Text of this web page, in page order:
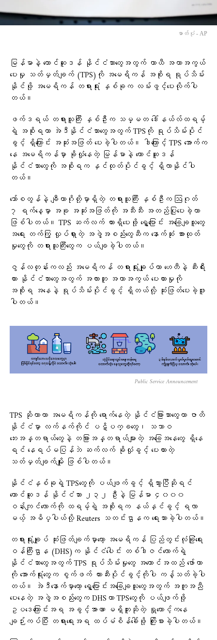
ဓာတ်ပုံ - AP
မြန်မာနဲ့ တောင်ဆူဒန် နိုင်ငံသားတွေအတွက် ယာယီ အကာအကွယ်
ပေးမှု သတ်မှတ်ချက် (TPS)ကို အမေရိကန် အစိုးရ ရုပ်သိမ်း
နိုင်ဖို့ အမေရိကန် တရားရုံး နှစ်ခုက လမ်းဖွင့်ပေးလိုက်ပါ
တယ်။
ဖက်ဒရယ် တရားသူကြီး နှစ်ဦးက သမ္မတ ဒေါ်နယ်လ်ထရမ့်
ရဲ့ အစိုးရဟာ အဲဒီနိုင်ငံသားတွေအတွက် TPSကို ရုပ်သိမ်းပိုင်
ခွင့် ရှိကြောင်း အဆုံးအဖြတ် ပေးခဲ့ပါတယ်။ ဒါကြောင့် TPS အောက်က
နေ အမေရိကန်မှာ ခိုလှုံနေတဲ့ မြန်မာနဲ့ တောင်ဆူဒန်
နိုင်ငံသားတွေကို အစိုးရက နှင်ထုတ်ပိုင်ခွင့် ရှိလာနိုင်ပါ
တယ်။
ဘော်စတွန်နဲ့ ချီကာဂိုတို့မှာရှိတဲ့ တရားသူကြီး နှစ်ဦးက ဩဂုတ်
၇ ရက်နေ့မှာ အခု အဆုံးအဖြတ်ကို အသီးသီး အတည်ပြုပေးခဲ့တာ
ဖြစ်ပါတယ်။ TPS ဆက်လက် ထားရှိပေးဖို့ ရွှေ့ပြောင်း အခြေချသူတွေ
အရေး တက်ကြွ လှုပ်ရှားတဲ့ အဖွဲ့အစည်းတွေဆီက နောက်ဆုံး အားထုတ်
မှုတွေကို တရားသူကြီးတွေက ပယ်ချခဲ့ပါတယ်။
ဇွန်လတုန်းကလည်း အမေရိကန် တရားရုံးချုပ်ဟာ ဟေတီနဲ့ ဆီးရီး
ယား နိုင်ငံသားတွေအတွက် အလားတူ အကာအကွယ် ပေးထားမှုကို
အစိုးရ အနေနဲ့ ရုပ်သိမ်းပိုင်ခွင့် ရှိတယ်လို့ ဆုံးဖြတ်ပေးခဲ့ဖူး
ပါတယ်။
Public Service Announcement
TPS ဆိုတာဟာ အမေရိကန်ကို ရောက်နေတဲ့ နိုင်ငံခြားသားတွေဟာ ဇာတိ
နိုင်ငံမှာ လက်နက်ကိုင် ပဋိပက္ခတွေ၊ သဘာဝ
ဘေးအန္တရာယ်တွေနဲ့ တခြားအန္တရာယ်များတဲ့ အခြေအနေတွေ ရှိနေ
ရင် နေရပ်မပြန်ဘဲ ဆက်လက် ခိုလှုံခွင့် ပေးထားတဲ့
သတ်မှတ်ချက်မျိုး ဖြစ်ပါတယ်။
နိုင်ငံနှစ်ခုရဲ့ TPSတွေကို ပယ်ဖျက်ခွင့် ရှိသွားပြီဆိုရင်
တောင်ဆူဒန် နိုင်ငံသား ၂၃၂ ဦးနဲ့ မြန်မာ ၄၀၀၀
ဝန်းကျင်လောက်ကို ထရမ့်ရဲ့ အစိုးရက နယ်နှင်ခွင့် ရလာ
မယ့် အဓိပ္ပါယ်လို့ Reuters သတင်းဌာနက ရေးသားခဲ့ပါတယ်။
တရားရုံးချုပ် ဆုံးဖြတ်ချက်မှာတော့ အမေရိကန် ပြည်တွင်းလုံခြုံရေး
ဝန်ကြီးဌာန (DHS)က နိုင်ငံပေါင်း တစ်ဒါဇင်လောက်ရဲ့
နိုင်ငံသားတွေအတွက် TPS ရုပ်သိမ်းမှုတွေ အကောင်အထည် ဖော်တာ
ကို အောက်ရုံးတွေက စွက်ဖက် တားဆီးပိုင်ခွင့်ကိုပါ ကန့်သတ်ခဲ့ပါ
တယ်။ အဲဒီနောက်မှာတော့ ရွှေ့ပြောင်းအခြေချသူတွေအတွက် အကူအညီ
ပေးနေတဲ့ အဖွဲ့အစည်းတွေက DHSဟာ TPSတွေကို ပယ်ဖျက်ဖို့
ဥပဒေကြောင်းအရ အခွင့်အာဏာ မရှိဘူးဆိုတဲ့ ရှုထောင့်ကနေ
ချဉ်းကပ်ပြီး တရားရေးအရ ထပ်မံစိန်ခေါ်ဖို့ ကြိုးစားခဲ့ပါတယ်။